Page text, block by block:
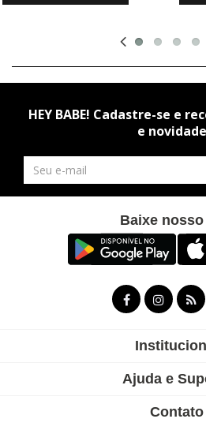
HEY BABE! Cadastre-se e
e
Newsletter
Baixe
Ajuda e
Contato